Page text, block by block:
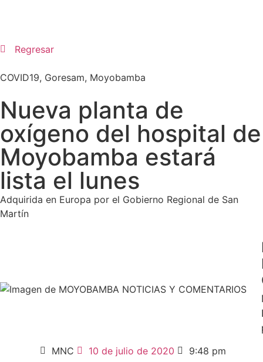
Regresar
COVID19, Goresam, Moyobamba
Nueva planta de
oxígeno del hospital de
Moyobamba estará
lista el lunes
Adquirida en Europa por el Gobierno Regional de San
Martín
MNC
10 de julio de 2020 9:48 pm